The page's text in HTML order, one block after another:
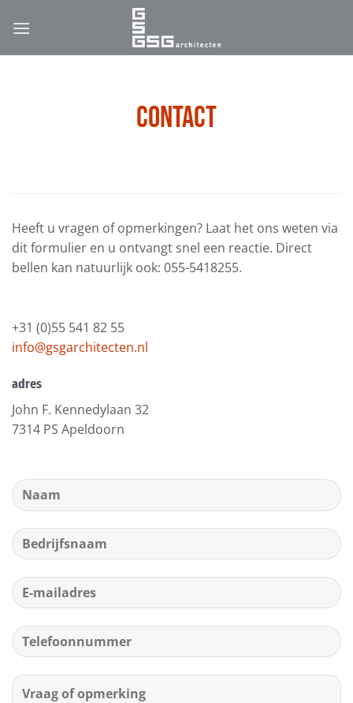
naar
Contact
Heeft u vragen of opmerkingen? Laat het ons weten via
dit formulier en u ontvangt snel een reactie. Direct
bellen kan natuurlijk ook: 055-5418255.
+31 (0)55 541 82 55
info@gsgarchitecten.nl
adres
John F. Kennedylaan 32
7314 PS Apeldoorn